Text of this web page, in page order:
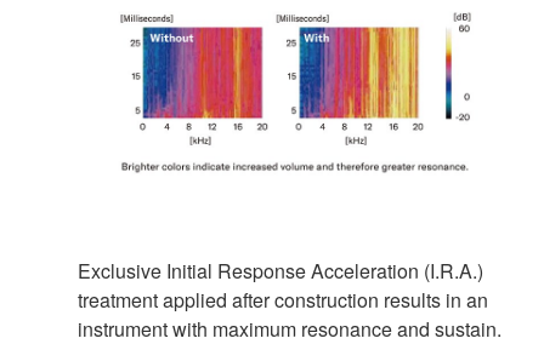
Exclusive Initial Response Acceleration (I.R.A.)
treatment applied after construction results in an
instrument with maximum resonance and sustain.